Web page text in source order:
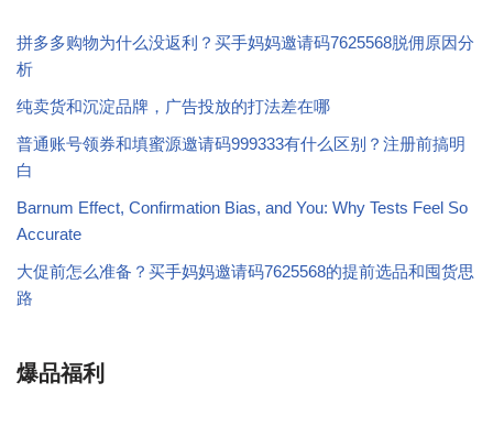
拼多多购物为什么没返利？买手妈妈邀请码7625568脱佣原因分
析
纯卖货和沉淀品牌，广告投放的打法差在哪
普通账号领券和填蜜源邀请码999333有什么区别？注册前搞明
白
Barnum Effect, Confirmation Bias, and You: Why Tests Feel So
Accurate
大促前怎么准备？买手妈妈邀请码7625568的提前选品和囤货思
路
爆品福利